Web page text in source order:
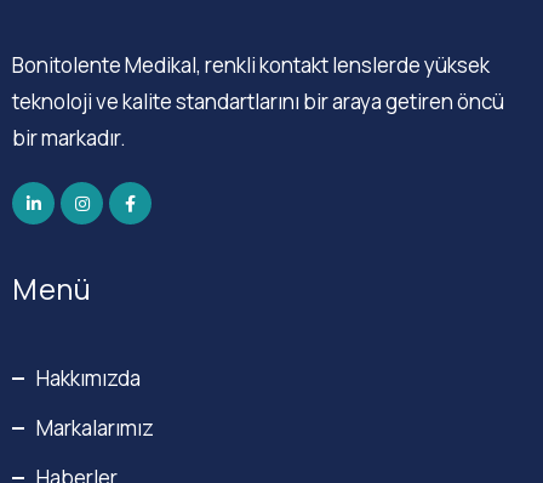
Bonitolente Medikal, renkli kontakt lenslerde yüksek
teknoloji ve kalite standartlarını bir araya getiren öncü
bir markadır.
Menü
Hakkımızda
Markalarımız